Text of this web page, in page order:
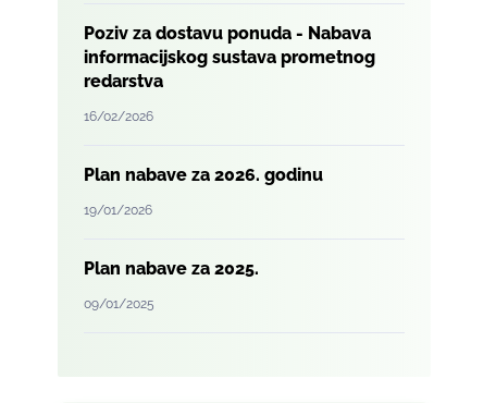
Poziv za dostavu ponuda - Nabava
informacijskog sustava prometnog
redarstva
16/02/2026
Plan nabave za 2026. godinu
19/01/2026
Plan nabave za 2025.
09/01/2025